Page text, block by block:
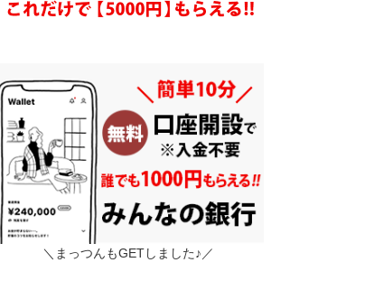
＼まっつんもGETしました♪／